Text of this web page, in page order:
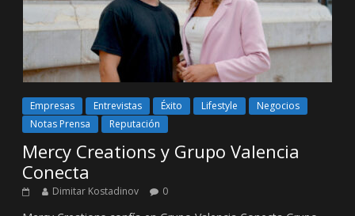
Empresas Entrevistas Éxito Lifestyle
Negocios
Notas Prensa
Reputación
Mercy Creations y Grupo Valencia
Conecta
Dimitar Kostadinov 0